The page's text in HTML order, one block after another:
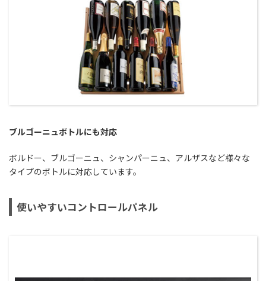
ブルゴーニュボトルにも対応
ボルドー、ブルゴーニュ、シャンパーニュ、アルザスなど様々な
タイプのボトルに対応しています。
使いやすいコントロールパネル